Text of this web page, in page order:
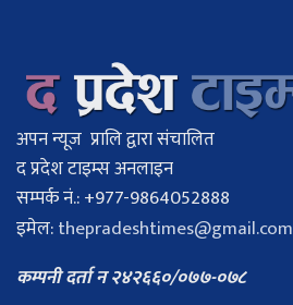
अपन न्यूज प्रालि द्वारा संचालित
द प्रदेश टाइम्स अनलाइन
सम्पर्क नं.: +977-9864052888
इमेल:thepradeshtimes@gmail.com
कम्पनी दर्ता न २४२६६०/०७७-०७८